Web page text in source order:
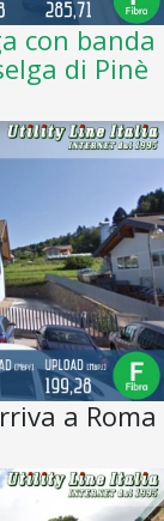
con banda
di Pinè
a Roma